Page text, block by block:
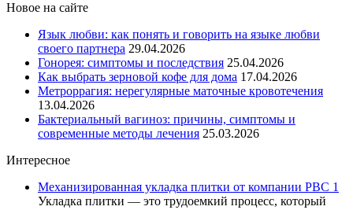
Новое на сайте
Язык любви: как понять и говорить на языке любви
своего партнера 29.04.2026
Гонорея: симптомы и последствия 25.04.2026
Как выбрать зерновой кофе для дома 17.04.2026
Метроррагия: нерегулярные маточные кровотечения
13.04.2026
Бактериальный вагиноз: причины, симптомы и
современные методы лечения 25.03.2026
Интересное
Механизированная укладка плитки от компании РВС 1
Укладка плитки — это трудоемкий процесс, который